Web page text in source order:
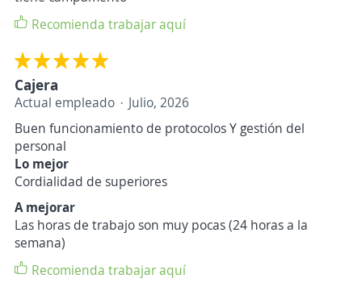
Recomienda trabajar aquí
Cajera
Actual empleado
Julio, 2026
Buen funcionamiento de protocolos Y gestión del
personal
Lo mejor
Cordialidad de superiores
A mejorar
Las horas de trabajo son muy pocas (24 horas a la
semana)
Recomienda trabajar aquí